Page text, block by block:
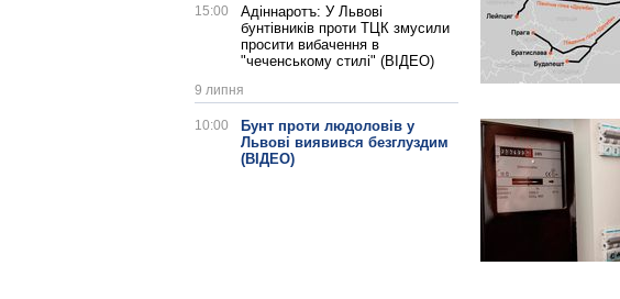
15:00
Адіннаротъ: У Львові
бунтівників проти ТЦК змусили
просити вибачення в
"чеченському стилі" (ВІДЕО)
9 липня
10:00
Бунт проти людоловів у
Львові виявився безглуздим
(ВІДЕО)